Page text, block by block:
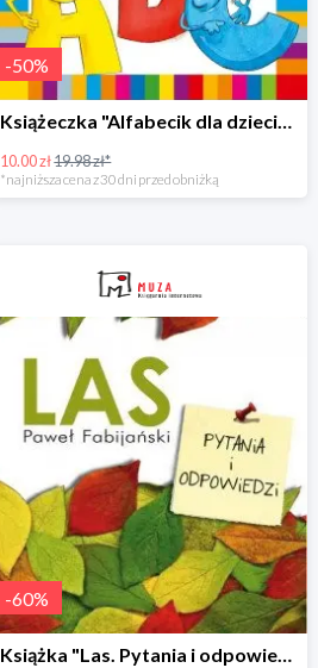
-50%
Książeczka "Alfabecik dla dzieci" -50%
10.00 zł19.98 zł*
*najniższa cena z 30 dni przed obniżką
-60%
Książka "Las. Pytania i odpowiedzi" w super cenie